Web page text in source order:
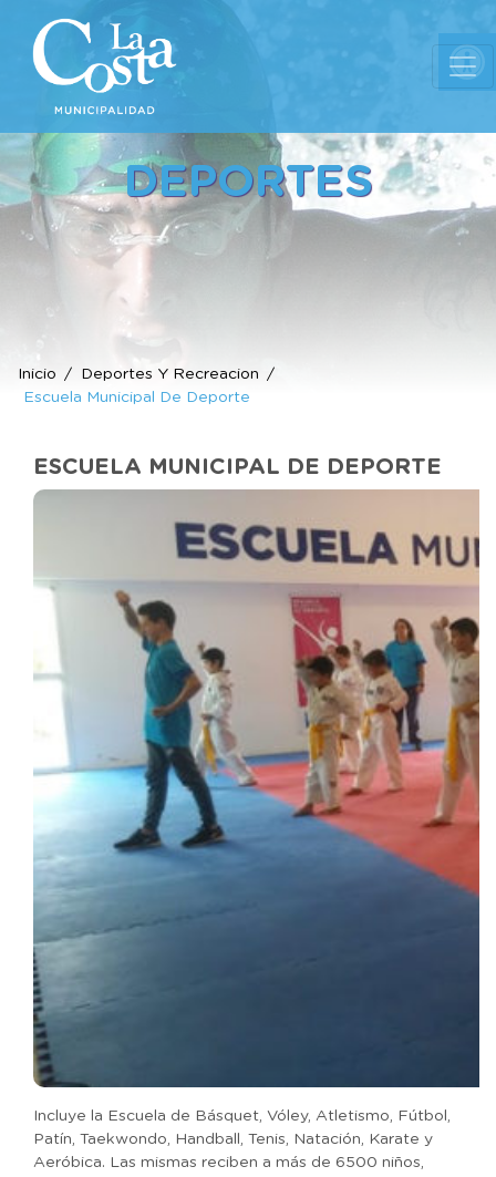
DEPORTES
Inicio
Deportes Y Recreacion
Escuela Municipal De Deporte
ESCUELA MUNICIPAL DE DEPORTE
Incluye la Escuela de Básquet, Vóley, Atletismo, Fútbol,
Patín, Taekwondo, Handball, Tenis, Natación, Karate y
Aeróbica. Las mismas reciben a más de 6500 niños,